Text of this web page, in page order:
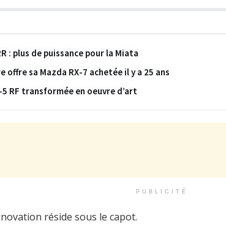
: plus de puissance pour la Miata
offre sa Mazda RX-7 achetée il y a 25 ans
5 RF transformée en oeuvre d’art
PUBLICITÉ
réside sous le capot.